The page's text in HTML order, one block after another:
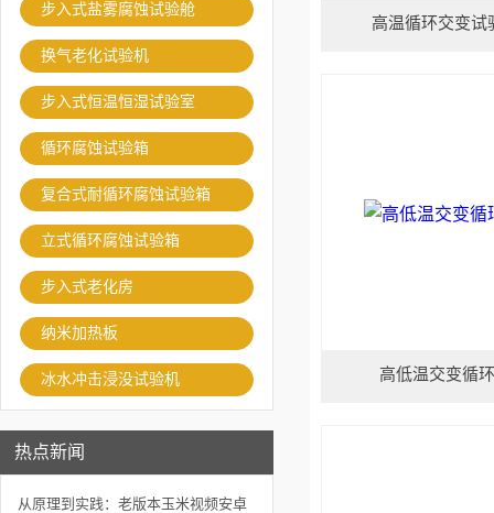
步入式盐雾腐蚀试验舱
换气老化试验机
步入式恒温恒湿试验室
循环腐蚀试验箱
复合式耐循环腐蚀试验箱
立式循环腐蚀试验箱
步入式老化房
纳米加热板
冰水冲击浸没试验机
热点新闻
从原理到实践：老版本玉米视频安卓
高温循环交变试
高低温交变循